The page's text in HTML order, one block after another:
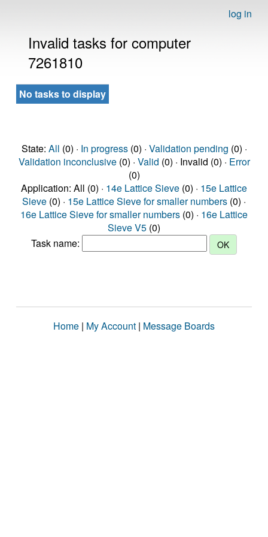
log in
Invalid tasks for computer
7261810
No tasks to display
State: All (0) · In progress(0) · Validation pending (0) ·
Validation inconclusive(0) · Valid (0) · Invalid (0) · Error
(0)
Application: All (0) · 14e Lattice Sieve (0) · 15e Lattice
Sieve (0) · 15e Lattice Sieve for smaller numbers (0) ·
16e Lattice Sieve for smaller numbers (0) · 16e Lattice
Sieve V5 (0)
Task name:
Home | My Account | Message Boards